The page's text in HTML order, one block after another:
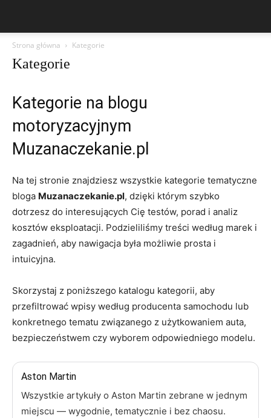
Strona główna Kategorie
Kategorie
Kategorie na blogu
motoryzacyjnym
Muzanaczekanie.pl
Na tej stronie znajdziesz wszystkie kategorie tematyczne
bloga Muzanaczekanie.pl, dzięki którym szybko
dotrzesz do interesujących Cię testów, porad i analiz
kosztów eksploatacji. Podzieliliśmy treści według marek i
zagadnień, aby nawigacja była możliwie prosta i
intuicyjna.
Skorzystaj z poniższego katalogu kategorii, aby
przefiltrować wpisy według producenta samochodu lub
konkretnego tematu związanego z użytkowaniem auta,
bezpieczeństwem czy wyborem odpowiedniego modelu.
Aston Martin
Wszystkie artykuły o Aston Martin zebrane w jednym
miejscu — wygodnie, tematycznie i bez chaosu.